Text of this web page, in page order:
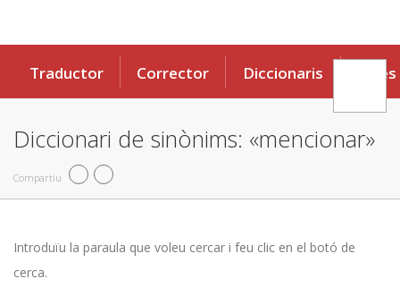
Traductor Corrector Diccionaris Eines
Diccionari de sinònims: «mencionar»
Compartiu
Introduïu la paraula que voleu cercar i feu clic en el botó de
cerca.